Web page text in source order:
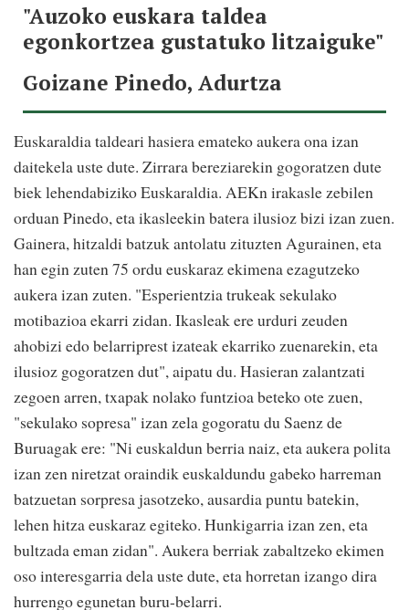
"Auzoko euskara taldea
egonkortzea gustatuko litzaiguke"
Goizane Pinedo, Adurtza
Euskaraldia taldeari hasiera emateko aukera ona izan
daitekela uste dute. Zirrara bereziarekin gogoratzen dute
biek lehendabiziko Euskaraldia. AEKn irakasle zebilen
orduan Pinedo, eta ikasleekin batera ilusioz bizi izan zuen.
Gainera, hitzaldi batzuk antolatu zituzten Agurainen, eta
han egin zuten 75 ordu euskaraz ekimena ezagutzeko
aukera izan zuten. "Esperientzia trukeak sekulako
motibazioa ekarri zidan. Ikasleak ere urduri zeuden
ahobizi edo belarriprest izateak ekarriko zuenarekin, eta
ilusioz gogoratzen dut", aipatu du. Hasieran zalantzati
zegoen arren, txapak nolako funtzioa beteko ote zuen,
"sekulako sopresa" izan zela gogoratu du Saenz de
Buruagak ere: "Ni euskaldun berria naiz, eta aukera polita
izan zen niretzat oraindik euskaldundu gabeko harreman
batzuetan sorpresa jasotzeko, ausardia puntu batekin,
lehen hitza euskaraz egiteko. Hunkigarria izan zen, eta
bultzada eman zidan". Aukera berriak zabaltzeko ekimen
oso interesgarria dela uste dute, eta horretan izango dira
hurrengo egunetan buru-belarri.